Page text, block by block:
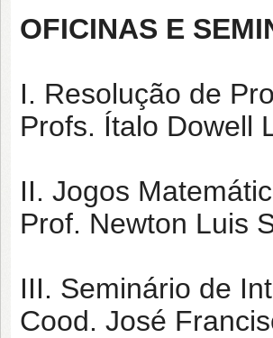
OFICINAS E
I. Resolução de
Profs. Ítalo Dowell
II. Jogos
Prof. Newton Luis
III. Seminário de
Cood. José